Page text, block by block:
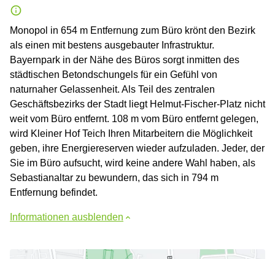
Monopol in 654 m Entfernung zum Büro krönt den Bezirk
als einen mit bestens ausgebauter Infrastruktur.
Bayernpark in der Nähe des Büros sorgt inmitten des
städtischen Betondschungels für ein Gefühl von
naturnaher Gelassenheit. Als Teil des zentralen
Geschäftsbezirks der Stadt liegt Helmut-Fischer-Platz nicht
weit vom Büro entfernt. 108 m vom Büro entfernt gelegen,
wird Kleiner Hof Teich Ihren Mitarbeitern die Möglichkeit
geben, ihre Energiereserven wieder aufzuladen. Jeder, der
Sie im Büro aufsucht, wird keine andere Wahl haben, als
Sebastianaltar zu bewundern, das sich in 794 m
Entfernung befindet.
Informationen ausblenden